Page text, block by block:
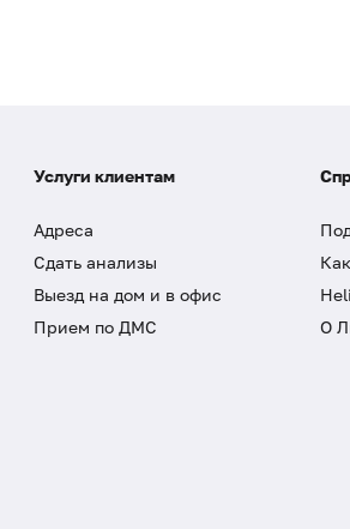
Услуги клиентам
Адреса
Сдать анализы
Выезд на дом и в офис
Прием по ДМС
О